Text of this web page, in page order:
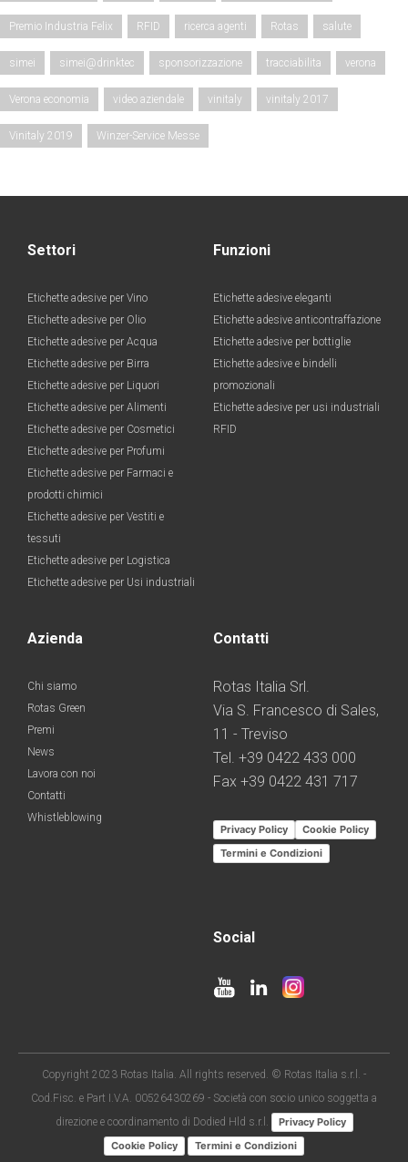
Premio Industria Felix RFID ricerca agenti Rotas salute
simei simei@drinktec sponsorizzazione tracciabilita verona
Verona economia video aziendale vinitaly vinitaly 2017
Vinitaly 2019 Winzer-Service Messe
Settori
Etichette adesive per Vino
Etichette adesive per Olio
Etichette adesive per Acqua
Etichette adesive per Birra
Etichette adesive per Liquori
Etichette adesive per Alimenti
Etichette adesive per Cosmetici
Etichette adesive per Profumi
Etichette adesive per Farmaci e
prodotti chimici
Etichette adesive per Vestiti e
tessuti
Etichette adesive per Logistica
Etichette adesive per Usi industriali
Funzioni
Etichette adesive eleganti
Etichette adesive anticontraffazione
Etichette adesive per bottiglie
Etichette adesive e bindelli
promozionali
Etichette adesive per usi industriali
RFID
Azienda
Chi siamo
Rotas Green
Premi
News
Lavora con noi
Contatti
Whistleblowing
Contatti
Rotas Italia Srl.
Via S. Francesco di Sales,
11 - Treviso
Tel. +39 0422 433 000
Fax +39 0422 431 717
Privacy Policy
Cookie Policy
Termini e Condizioni
Social
Copyright 2023 Rotas Italia. All rights reserved. © Rotas Italia s.r.l. -
Cod.Fisc. e Part I.V.A. 00526430269 - Società con socio unico soggetta a
direzione e coordinamento di Dodied Hld s.r.l.
Privacy Policy
Cookie Policy
Termini e Condizioni